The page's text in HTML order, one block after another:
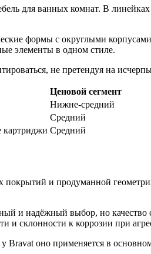
для ванных комнат. В
формы с округлыми
элементы в одном стиле.
не претендуя на
Ценовой сегмент
Нижне‑средний
Средний
картриджи Средний
покрытий и продуманной
и надёжный выбор, но качество
и склонности к коррозии при
оно применяется в